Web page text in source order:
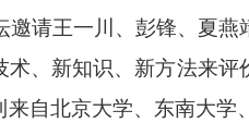
请王一川、彭锋、夏燕
术、新知识、新方法来
自北京大学、东南大